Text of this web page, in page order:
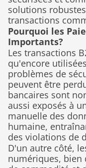
solutions
transactions
Pourquoi les
Importants?
Les transactions
qu'encore
problèmes de
peuvent être
bancaires sont
aussi exposés à
manuelle des
humaine,
des violations de
D'un autre côté,
numériques, bien